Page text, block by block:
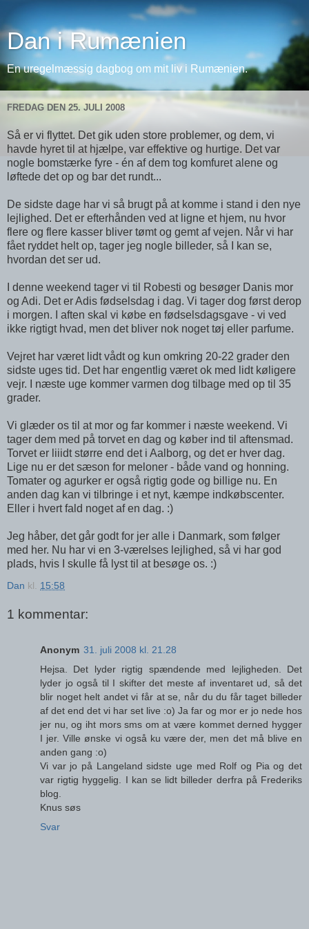
Dan i Rumænien
En uregelmæssig dagbog om mit liv i Rumænien.
FREDAG DEN 25. JULI 2008
Så er vi flyttet. Det gik uden store problemer, og dem, vi
havde hyret til at hjælpe, var effektive og hurtige. Det var
nogle bomstærke fyre - én af dem tog komfuret alene og
løftede det op og bar det rundt...
De sidste dage har vi så brugt på at komme i stand i den nye
lejlighed. Det er efterhånden ved at ligne et hjem, nu hvor
flere og flere kasser bliver tømt og gemt af vejen. Når vi har
fået ryddet helt op, tager jeg nogle billeder, så I kan se,
hvordan det ser ud.
I denne weekend tager vi til Robesti og besøger Danis mor
og Adi. Det er Adis fødselsdag i dag. Vi tager dog først derop
i morgen. I aften skal vi købe en fødselsdagsgave - vi ved
ikke rigtigt hvad, men det bliver nok noget tøj eller parfume.
Vejret har været lidt vådt og kun omkring 20-22 grader den
sidste uges tid. Det har engentlig været ok med lidt køligere
vejr. I næste uge kommer varmen dog tilbage med op til 35
grader.
Vi glæder os til at mor og far kommer i næste weekend. Vi
tager dem med på torvet en dag og køber ind til aftensmad.
Torvet er liiidt større end det i Aalborg, og det er hver dag.
Lige nu er det sæson for meloner - både vand og honning.
Tomater og agurker er også rigtig gode og billige nu. En
anden dag kan vi tilbringe i et nyt, kæmpe indkøbscenter.
Eller i hvert fald noget af en dag. :)
Jeg håber, det går godt for jer alle i Danmark, som følger
med her. Nu har vi en 3-værelses lejlighed, så vi har god
plads, hvis I skulle få lyst til at besøge os. :)
Dan kl. 15:58
1 kommentar:
Anonym 31. juli 2008 kl. 21.28
Hejsa. Det lyder rigtig spændende med lejligheden. Det
lyder jo også til I skifter det meste af inventaret ud, så det
blir noget helt andet vi får at se, når du du får taget billeder
af det end det vi har set live :o) Ja far og mor er jo nede hos
jer nu, og iht mors sms om at være kommet derned hygger
I jer. Ville ønske vi også ku være der, men det må blive en
anden gang :o)
Vi var jo på Langeland sidste uge med Rolf og Pia og det
var rigtig hyggelig. I kan se lidt billeder derfra på Frederiks
blog.
Knus søs
Svar